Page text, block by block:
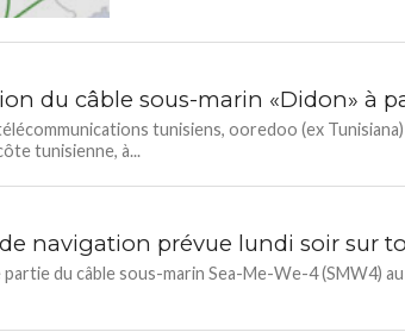
du câble sous-marin «Didon» à
tunisiens, ooredoo (ex
tunisienne, à...
navigation prévue lundi soir sur
partie du câble sous-marin Sea-Me-We-4 (SMW4)